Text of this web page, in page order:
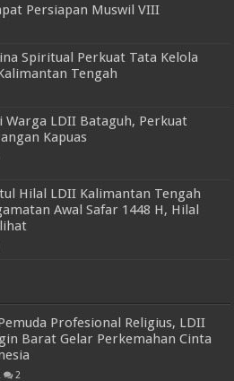
Persiapan Muswil VIII
Spiritual Perkuat Tata Kelola
Tengah
Warga LDII Bataguh, Perkuat
Kapuas
Hilal LDII Kalimantan Tengah
Awal Safar 1448 H, Hilal
Profesional Religius, LDII
Barat Gelar Perkemahan Cinta
2